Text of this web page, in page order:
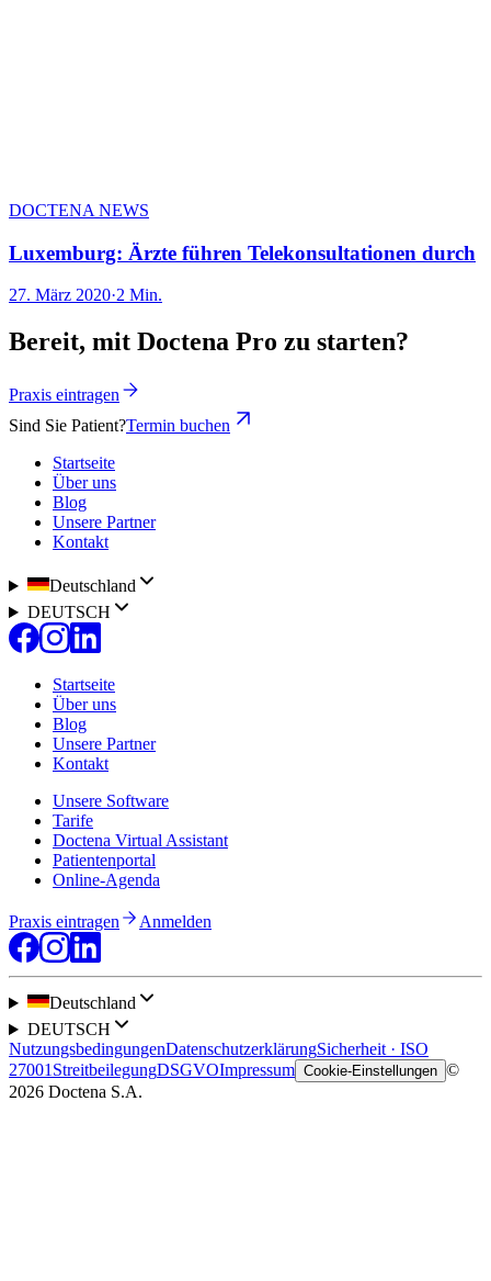
DOCTENA NEWS
Luxemburg: Ärzte führen Telekonsultationen durch
27. März 2020·2 Min.
Bereit, mit Doctena Pro zu starten?
Praxis eintragen
Sind Sie Patient?Termin buchen
Startseite
Über uns
Blog
Unsere Partner
Kontakt
Deutschland
DEUTSCH
Startseite
Über uns
Blog
Unsere Partner
Kontakt
Unsere Software
Tarife
Doctena Virtual Assistant
Patientenportal
Online-Agenda
Praxis eintragen Anmelden
Deutschland
DEUTSCH
NutzungsbedingungenDatenschutzerklärungSicherheit · ISO
27001 StreitbeilegungDSGVOImpressum Cookie-Einstellungen ©
2026 Doctena S.A.